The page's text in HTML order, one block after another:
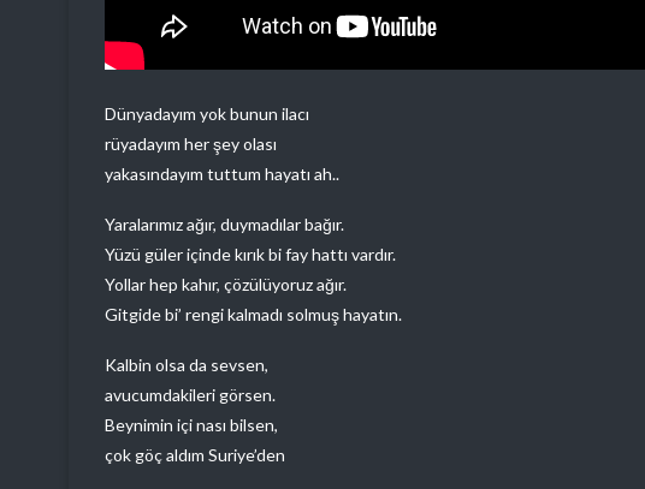
Dünyadayım yok bunun ilacı
rüyadayım her şey olası
yakasındayım tuttum hayatı ah..
Yaralarımız ağır, duymadılar bağır.
Yüzü güler içinde kırık bi fay hattı vardır.
Yollar hep kahır, çözülüyoruz ağır.
Gitgide bi’ rengi kalmadı solmuş hayatın.
Kalbin olsa da sevsen,
avucumdakileri görsen.
Beynimin içi nası bilsen,
çok göç aldım Suriye’den